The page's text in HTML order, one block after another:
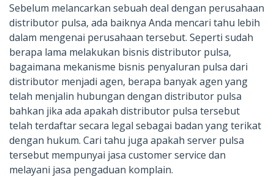
Sebelum melancarkan sebuah deal dengan perusahaan
distributor pulsa, ada baiknya Anda mencari tahu lebih
dalam mengenai perusahaan tersebut. Seperti sudah
berapa lama melakukan bisnis distributor pulsa,
bagaimana mekanisme bisnis penyaluran pulsa dari
distributor menjadi agen, berapa banyak agen yang
telah menjalin hubungan dengan distributor pulsa
bahkan jika ada apakah distributor pulsa tersebut
telah terdaftar secara legal sebagai badan yang terikat
dengan hukum. Cari tahu juga apakah server pulsa
tersebut mempunyai jasa customer service dan
melayani jasa pengaduan komplain.